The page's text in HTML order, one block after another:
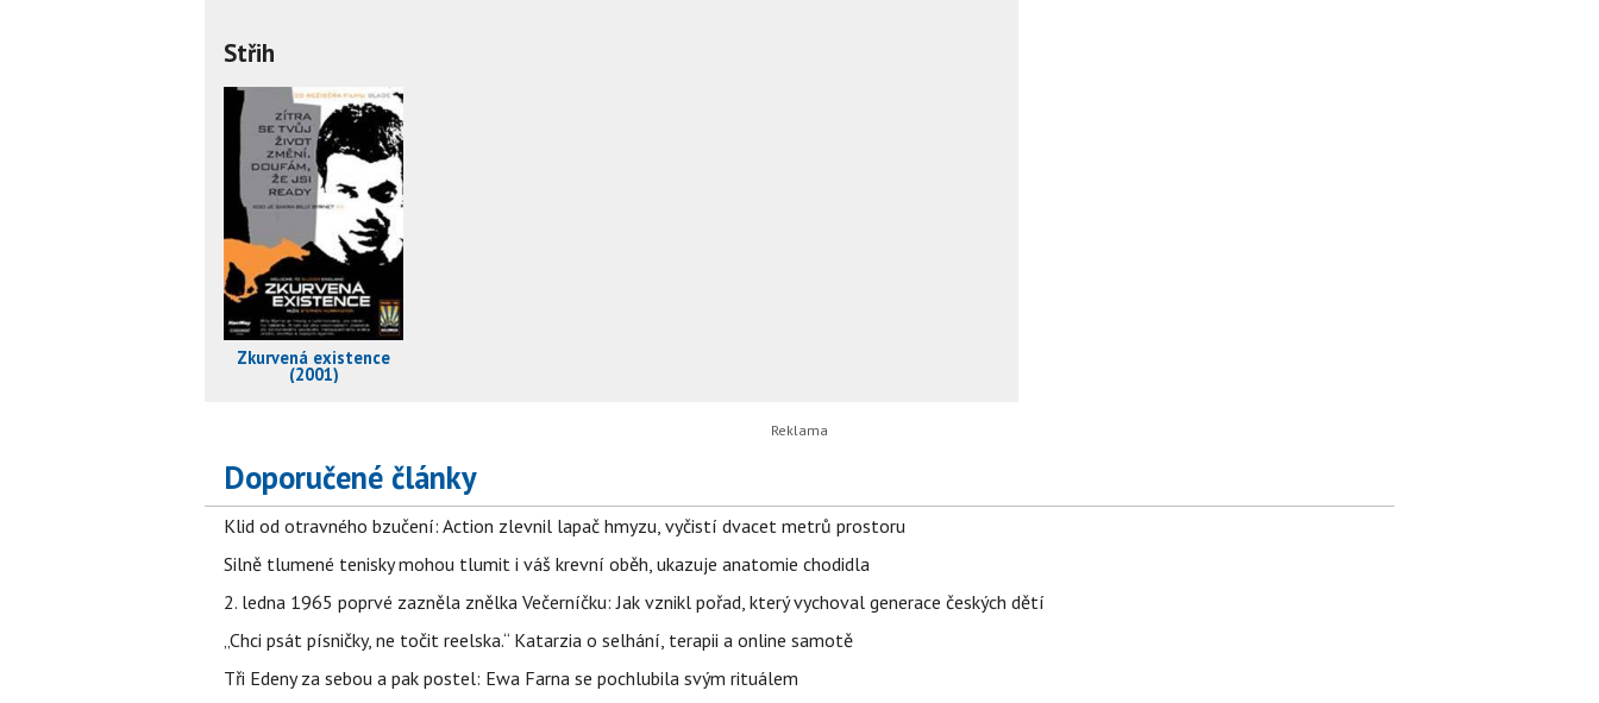
Střih
Zkurvená existence
(2001)
Doporučené články
Klid od otravného bzučení: Action zlevnil lapač hmyzu, vyčistí dvacet metrů prostoru
Silně tlumené tenisky mohou tlumit i váš krevní oběh, ukazuje anatomie chodidla
2. ledna 1965 poprvé zazněla znělka Večerníčku: Jak vznikl pořad, který vychoval generace českých dětí
„Chci psát písničky, ne točit reelska.“ Katarzia o selhání, terapii a online samotě
Tři Edeny za sebou a pak postel: Ewa Farna se pochlubila svým rituálem